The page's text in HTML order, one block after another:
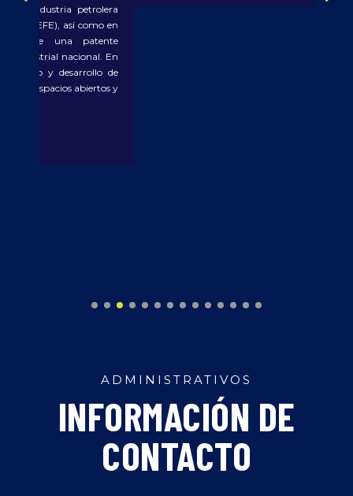
ADMINISTRATIVOS
INFORMACIÓN DE
CONTACTO